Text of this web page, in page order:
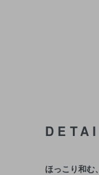
ほっこり和む